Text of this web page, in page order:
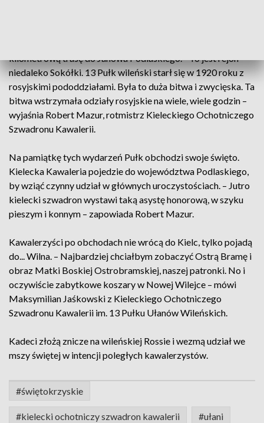
kilometrową trasę do Janowa Podlaskiego. - To jest rejon
niedaleko Sokółki. 13 Pułk wileński starł się w 1920 roku z
rosyjskimi pododdziałami. Była to duża bitwa i zwycięska. Ta
bitwa wstrzymała odziały rosyjskie na wiele, wiele godzin –
wyjaśnia Robert Mazur, rotmistrz Kieleckiego Ochotniczego
Szwadronu Kawalerii.
Na pamiątkę tych wydarzeń Pułk obchodzi swoje święto.
Kielecka Kawaleria pojedzie do województwa Podlaskiego,
by wziąć czynny udział w głównych uroczystościach. – Jutro
kielecki szwadron wystawi taką asystę honorową, w szyku
pieszym i konnym – zapowiada Robert Mazur.
Kawalerzyści po obchodach nie wrócą do Kielc, tylko pojadą
do... Wilna. – Najbardziej chciałbym zobaczyć Ostrą Bramę i
obraz Matki Boskiej Ostrobramskiej, naszej patronki. No i
oczywiście zabytkowe koszary w Nowej Wilejce – mówi
Maksymilian Jaśkowski z Kieleckiego Ochotniczego
Szwadronu Kawalerii im. 13 Pułku Ułanów Wileńskich.
Kadeci złożą znicze na wileńskiej Rossie i wezmą udział we
mszy świętej w intencji poległych kawalerzystów.
#świętokrzyskie
#kielecki ochotniczy szwadron kawalerii #ułani